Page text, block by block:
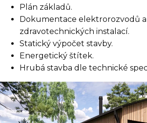
Plán základů.
Dokumentace elektrorozvodů a
zdravotechnických instalací.
Statický výpočet stavby.
Energetický štítek.
Hrubá stavba dle technické